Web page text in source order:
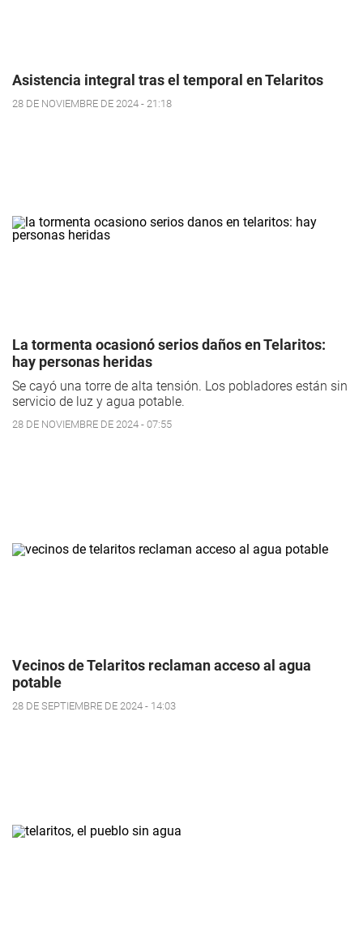
Asistencia integral tras el temporal en Telaritos
28 DE NOVIEMBRE DE 2024 - 21:18
La tormenta ocasionó serios daños en Telaritos:
hay personas heridas
Se cayó una torre de alta tensión. Los pobladores están sin
servicio de luz y agua potable.
28 DE NOVIEMBRE DE 2024 - 07:55
Vecinos de Telaritos reclaman acceso al agua
potable
28 DE SEPTIEMBRE DE 2024 - 14:03